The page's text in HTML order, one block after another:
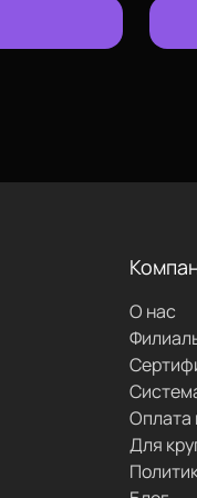
О нас
Оплата
Для